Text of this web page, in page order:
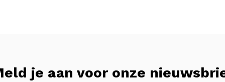
je aan voor onze